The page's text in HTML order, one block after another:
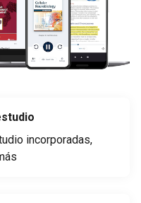
incorporadas,